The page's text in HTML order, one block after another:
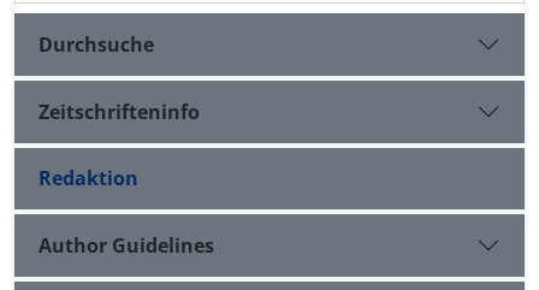
Durchsuche
Zeitschrifteninfo
Redaktion
Author Guidelines